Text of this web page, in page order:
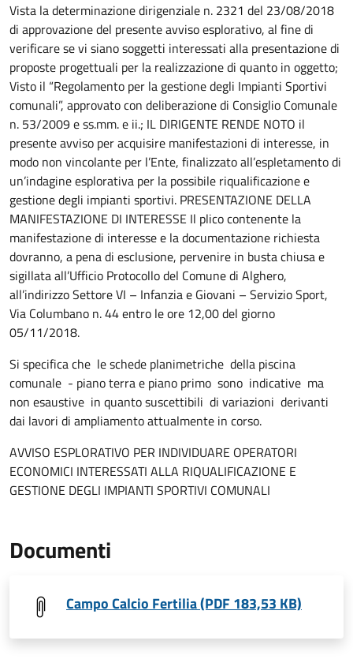
Vista la determinazione dirigenziale n. 2321 del 23/08/2018
di approvazione del presente avviso esplorativo, al fine di
verificare se vi siano soggetti interessati alla presentazione di
proposte progettuali per la realizzazione di quanto in oggetto;
Visto il “Regolamento per la gestione degli Impianti Sportivi
comunali”, approvato con deliberazione di Consiglio Comunale
n. 53/2009 e ss.mm. e ii.; IL DIRIGENTE RENDE NOTO il
presente avviso per acquisire manifestazioni di interesse, in
modo non vincolante per l’Ente, finalizzato all’espletamento di
un’indagine esplorativa per la possibile riqualificazione e
gestione degli impianti sportivi. PRESENTAZIONE DELLA
MANIFESTAZIONE DI INTERESSE Il plico contenente la
manifestazione di interesse e la documentazione richiesta
dovranno, a pena di esclusione, pervenire in busta chiusa e
sigillata all’Ufficio Protocollo del Comune di Alghero,
all’indirizzo Settore VI – Infanzia e Giovani – Servizio Sport,
Via Columbano n. 44 entro le ore 12,00 del giorno
05/11/2018.
Si specifica che le schede planimetriche della piscina
comunale - piano terra e piano primo sono indicative ma
non esaustive in quanto suscettibili di variazioni derivanti
dai lavori di ampliamento attualmente in corso.
AVVISO ESPLORATIVO PER INDIVIDUARE OPERATORI
ECONOMICI INTERESSATI ALLA RIQUALIFICAZIONE E
GESTIONE DEGLI IMPIANTI SPORTIVI COMUNALI
Documenti
Campo Calcio Fertilia (PDF 183,53 KB)